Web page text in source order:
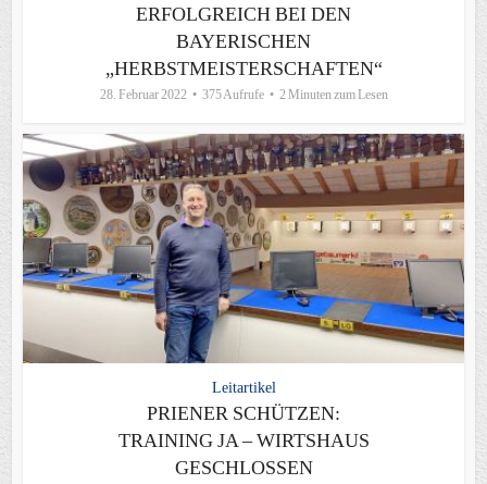
ERFOLGREICH BEI DEN
BAYERISCHEN
„HERBSTMEISTERSCHAFTEN“
28. Februar 2022 375 Aufrufe 2 Minuten zum Lesen
Leitartikel
PRIENER SCHÜTZEN:
TRAINING JA – WIRTSHAUS
GESCHLOSSEN